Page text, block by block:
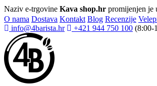
Naziv e-trgovine Kava shop.hr promijenjen je
O nama Dostava Kontakt Blog Recenzije
info@4barista.hr
+421 944 750 100 (8:00-